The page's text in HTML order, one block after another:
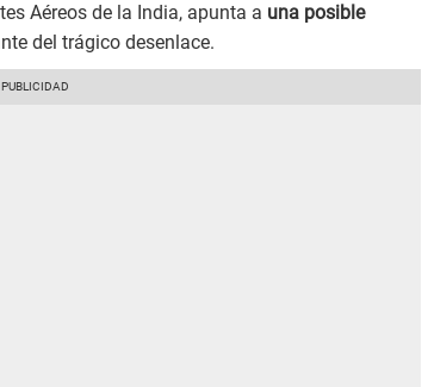
Aéreos de la India, apunta a una posible
del trágico desenlace.